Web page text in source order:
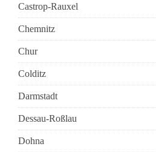
Castrop-Rauxel
Chemnitz
Chur
Colditz
Darmstadt
Dessau-Roßlau
Dohna